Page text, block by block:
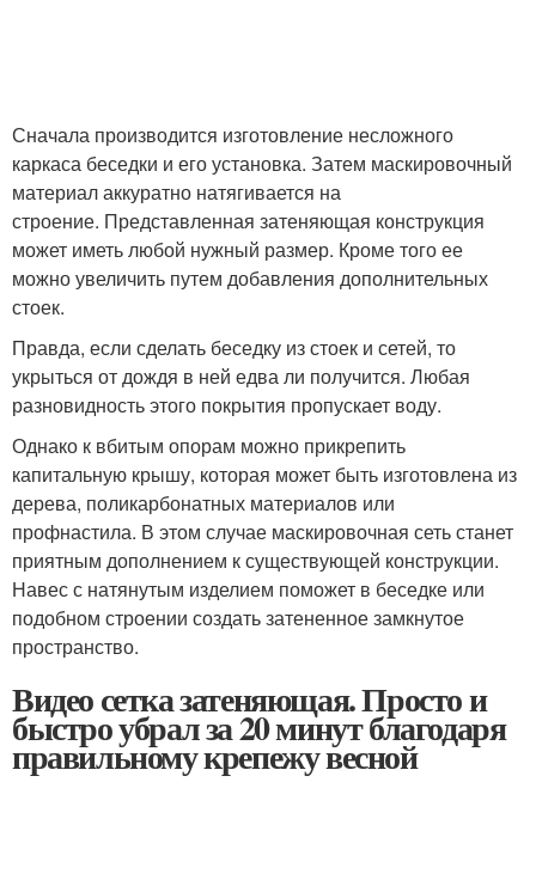
Сначала производится изготовление несложного
каркаса беседки и его установка. Затем маскировочный
материал аккуратно натягивается на
строение. Представленная затеняющая конструкция
может иметь любой нужный размер. Кроме того ее
можно увеличить путем добавления дополнительных
стоек.
Правда, если сделать беседку из стоек и сетей, то
укрыться от дождя в ней едва ли получится. Любая
разновидность этого покрытия пропускает воду.
Однако к вбитым опорам можно прикрепить
капитальную крышу, которая может быть изготовлена из
дерева, поликарбонатных материалов или
профнастила. В этом случае маскировочная сеть станет
приятным дополнением к существующей конструкции.
Навес с натянутым изделием поможет в беседке или
подобном строении создать затененное замкнутое
пространство.
Видео сетка затеняющая. Просто и
быстро убрал за 20 минут благодаря
правильному крепежу весной